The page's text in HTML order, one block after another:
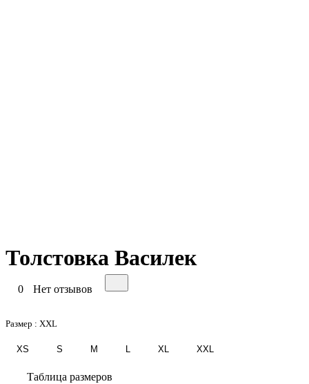
Толстовка Василек
0 Нет отзывов
Размер : XXL
XS S M XL XXL
Таблица размеров